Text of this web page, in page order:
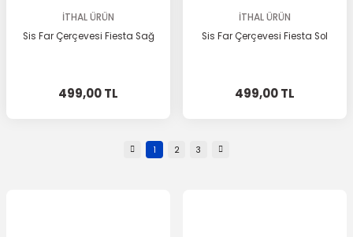
İTHAL ÜRÜN
Sis Far Çerçevesi Fiesta Sağ
499,00 TL
İTHAL ÜRÜN
Sis Far Çerçevesi Fiesta Sol
499,00 TL
1 2 3